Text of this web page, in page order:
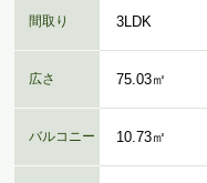
間取り 3LDK
広さ 75.03㎡
バルコニー 10.73㎡